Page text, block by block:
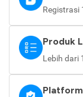
Registrasi
Produk
Lebih dari